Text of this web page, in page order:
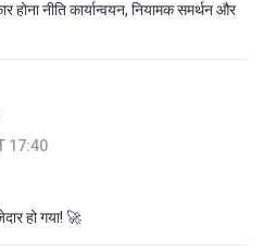
नीति कार्यान्वयन, नियामक समर्थन और
17:40
हो गया! 🚀